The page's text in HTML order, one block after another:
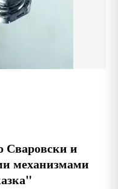
Сваровски и
механизмами